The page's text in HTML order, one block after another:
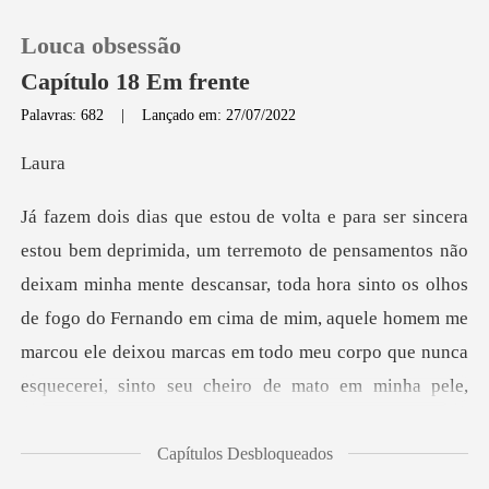
Loja
Histórico
Sair
Louca obsessão
Capítulo 18 Em frente
Palavras: 682 |Lançado em: 27/07/2022
ur
deixam minha mente descansar, toda hora sinto os olhos
de fogo do Fernando em cima de mim, aquele homem me
mar
Capítulos Desbloqueados